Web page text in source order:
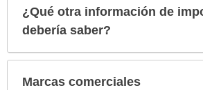
¿Qué otra información de
debería saber?
Marcas comerciales